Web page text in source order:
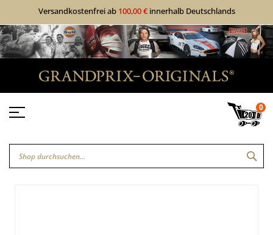
Versandkostenfrei ab 100,00 €innerhalb Deutschlands
0